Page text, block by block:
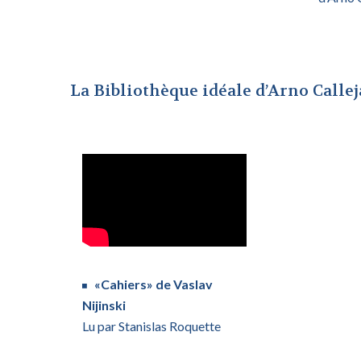
La Bibliothèque idéale d’Arno
«Cahiers» de Vaslav
Nijinski
Lu par Stanislas Roquette